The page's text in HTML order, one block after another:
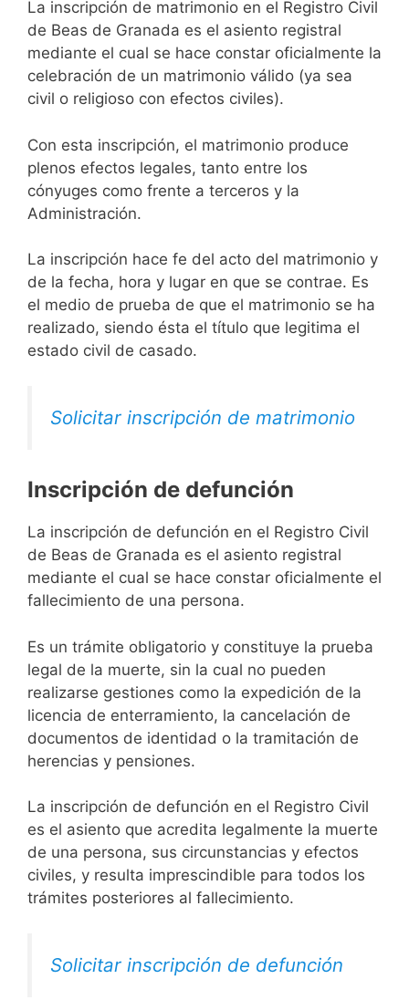
La inscripción de matrimonio en el Registro Civil
de Beas de Granada es el asiento registral
mediante el cual se hace constar oficialmente la
celebración de un matrimonio válido (ya sea
civil o religioso con efectos civiles).
Con esta inscripción, el matrimonio produce
plenos efectos legales, tanto entre los
cónyuges como frente a terceros y la
Administración.
La inscripción hace fe del acto del matrimonio y
de la fecha, hora y lugar en que se contrae. Es
el medio de prueba de que el matrimonio se ha
realizado, siendo ésta el título que legitima el
estado civil de casado.
Solicitar inscripción de matrimonio
Inscripción de defunción
La inscripción de defunción en el Registro Civil
de Beas de Granada es el asiento registral
mediante el cual se hace constar oficialmente el
fallecimiento de una persona.
Es un trámite obligatorio y constituye la prueba
legal de la muerte, sin la cual no pueden
realizarse gestiones como la expedición de la
licencia de enterramiento, la cancelación de
documentos de identidad o la tramitación de
herencias y pensiones.
La inscripción de defunción en el Registro Civil
es el asiento que acredita legalmente la muerte
de una persona, sus circunstancias y efectos
civiles, y resulta imprescindible para todos los
trámites posteriores al fallecimiento.
Solicitar inscripción de defunción